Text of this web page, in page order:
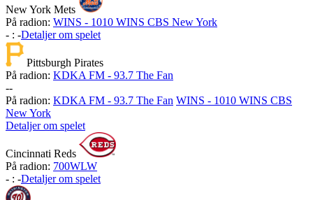
New York Mets
På radion: WINS - 1010 WINS CBS New York
- : -Detaljer om spelet
Pittsburgh Pirates
På radion: KDKA FM - 93.7 The Fan
--
På radion: KDKA FM - 93.7 The Fan WINS - 1010 WINS CBS
New York
Detaljer om spelet
Cincinnati Reds
På radion: 700WLW
- : -Detaljer om spelet